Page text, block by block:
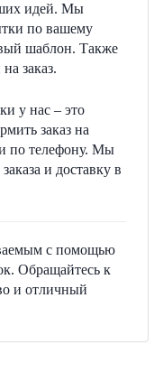
идей. Мы
по вашему
шаблон. Также
заказ.
у нас – это
заказ на
по телефону. Мы
и доставку в
с помощью
Обращайтесь к
и отличный